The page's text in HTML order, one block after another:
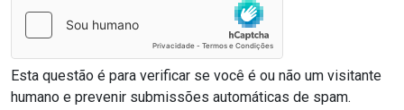
Esta questão é para verificar se você é ou não um visitante
humano e prevenir submissões automáticas de spam.